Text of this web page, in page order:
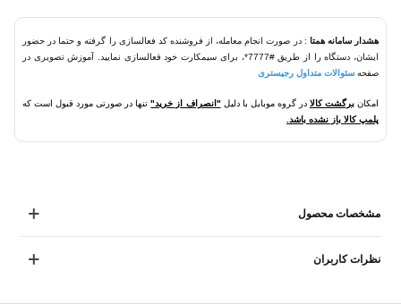
هشدار سامانه همتا : در صورت انجام معامله، از فروشنده کد فعالسازی را گرفته و حتما در حضور
ایشان، دستگاه را از طریق #7777*، برای سیمکارت خود فعالسازی نمایید. آموزش تصویری در
صفحه سئوالات متداول رجیستری
امکانبرگشت کالا در گروه موبایل با دلیل "انصراف از خرید"تنها در صورتی مورد قبول است که
پلمپ کالا باز نشده باشد.
مشخصات محصول
نظرات کاربران